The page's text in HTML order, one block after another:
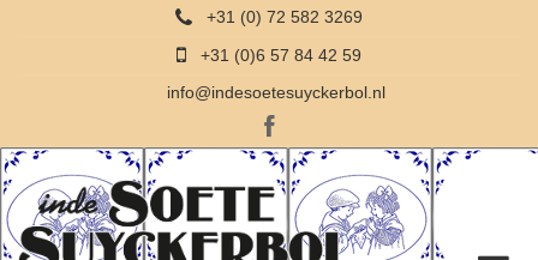
+31 (0) 72 582 3269
+31 (0)6 57 84 42 59
info@indesoetesuyckerbol.nl